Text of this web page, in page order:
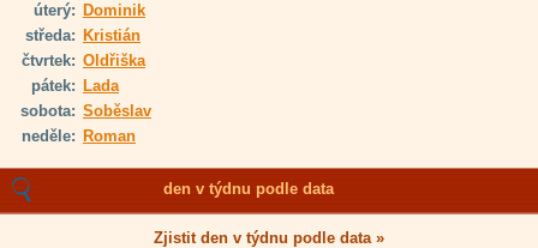
úterý: Dominik
středa: Kristián
čtvrtek: Oldřiška
pátek: Lada
sobota: Soběslav
neděle: Roman
den v týdnu podle data
Zjistit den v týdnu podle data »